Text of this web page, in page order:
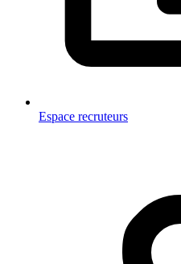
Espace recruteurs